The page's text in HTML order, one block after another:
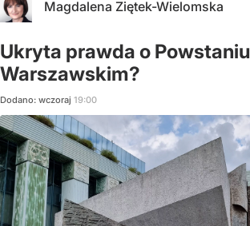
Magdalena Ziętek-Wielomska
Ukryta prawda o Powstaniu
Warszawskim?
Dodano: wczoraj 19:00